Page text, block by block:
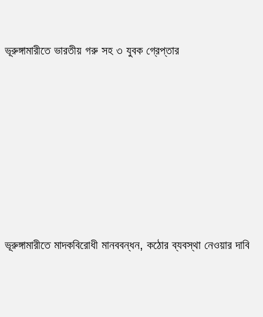
ভূরুঙ্গামারীতে ভারতীয় গরু সহ ৩ যুবক গ্রেপ্তার
ভূরুঙ্গামারীতে মাদকবিরোধী মানববন্ধন, কঠোর ব্যবস্থা নেওয়ার দাবি